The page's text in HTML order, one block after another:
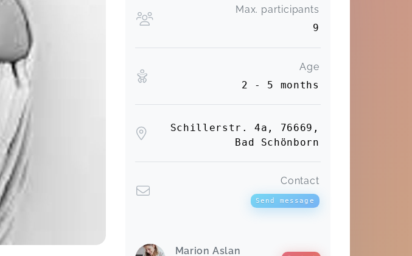
Max. participants
9
Age
2 - 5 months
Schillerstr. 4a, 76669,
Bad Schönborn
Contact
Send message
Marion Aslan